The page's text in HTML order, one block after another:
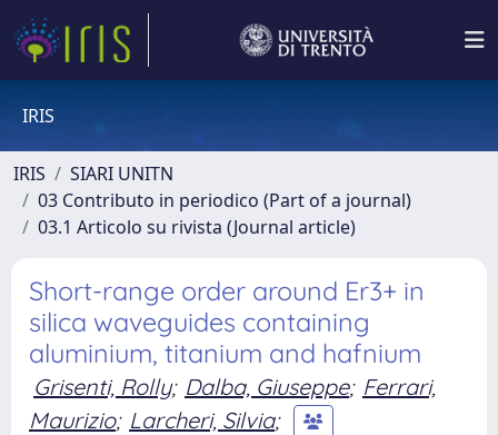
IRIS
IRIS
SIARI UNITN
03 Contributo in periodico (Part of a journal)
03.1 Articolo su rivista (Journal article)
Short-range order around Er3+ in
silica waveguides containing
aluminium, titanium and hafnium
Grisenti, Rolly; Dalba, Giuseppe; Ferrari,
Maurizio; Larcheri, Silvia;